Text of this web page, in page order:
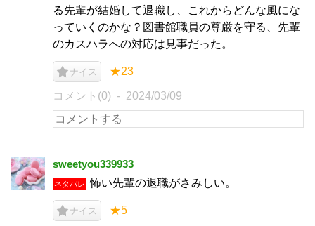
る先輩が結婚して退職し、これからどんな風にな
っていくのかな？図書館職員の尊厳を守る、先輩
のカスハラへの対応は見事だった。
ナイス ★23
コメント(0) 2024/03/09
sweetyou339933
ネタバレ 怖い先輩の退職がさみしい。
ナイス ★5